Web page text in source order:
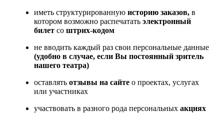
иметь структурированную историю заказов, в
котором возможно распечатать электронный
билет со штрих-кодом
не вводить каждый раз свои персональные данные
(удобно в случае, если Вы постоянный зритель
нашего театра)
оставлять отзывы на сайте о проектах, услугах
или участниках
участвовать в разного рода персональных акциях